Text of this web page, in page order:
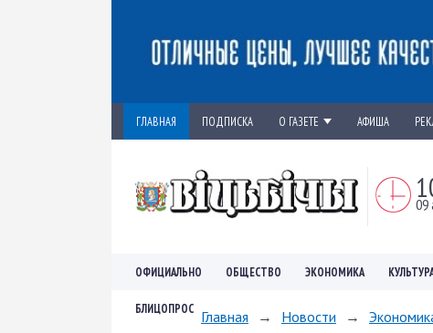
ГЛАВНАЯ ПОДПИСКА О ГАЗЕТЕ АФИША
09
ОФИЦИАЛЬНО ОБЩЕСТВО ЭКОНОМИКА
БЛИЦОПРОС Главная → Новости →